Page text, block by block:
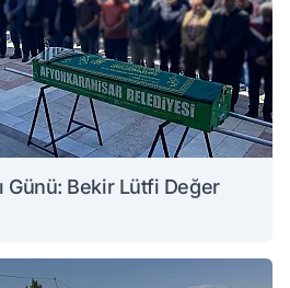
Günü: Bekir Lütfi Değer